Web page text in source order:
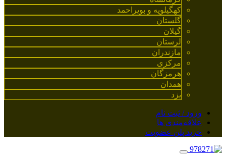
کهگیلویه و بویراحمد
گلستان
گیلان
لرستان
مازندران
مرکزی
هرمزگان
همدان
یزد
ورود / ثبت نام
علاقه‌مندی ها
خرید پلن عضویت